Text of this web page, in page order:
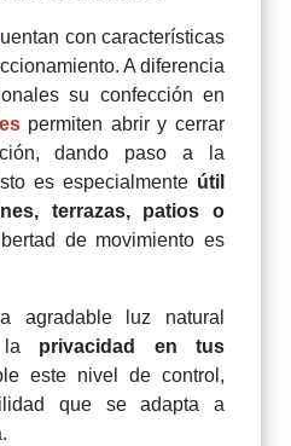
con características
A diferencia
su confección en
permiten abrir y cerrar
dando paso a la
es especialmente útil
terrazas, patios o
de movimiento es
agradable luz natural
la privacidad en tus
este nivel de control,
que se adapta a